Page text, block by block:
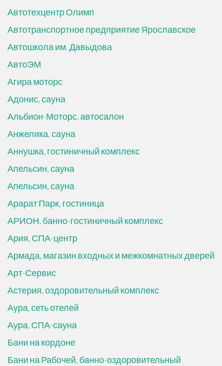
Автотехцентр Олимп
Автотранспортное предприятие Ярославское
Автошкола им. Давыдова
АвтоЭМ
Агира моторс
Адонис, сауна
Альбион-Моторс, автосалон
Анжелика, сауна
Аннушка, гостиничный комплекс
Апельсин, сауна
Апельсин, сауна
Арарат Парк, гостиница
АРИОН, банно-гостиничный комплекс
Ария, СПА-центр
Армада, магазин входных и межкомнатных дверей
Арт-Сервис
Астерия, оздоровительный комплекс
Аура, сеть отелей
Аура, СПА-сауна
Бани на кордоне
Бани на Рабочей, банно-оздоровительный